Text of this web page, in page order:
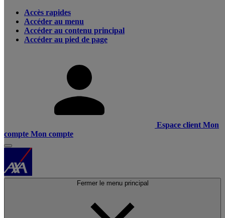
Accès rapides
Accéder au menu
Accéder au contenu principal
Accéder au pied de page
Espace client Mon
compte Mon compte
Fermer le menu principal